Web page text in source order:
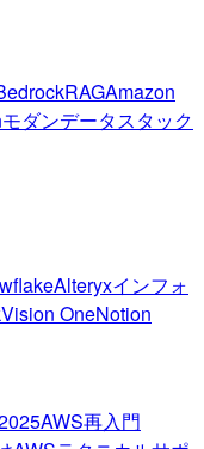
RAGAmazon
モダンデータスタック
Alteryxインフォ
Vision OneNotion
AWS再入門